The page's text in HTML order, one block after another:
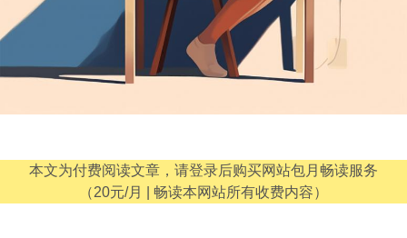
本文为付费阅读文章，请登录后购买网站包月畅读服务
（20元/月 | 畅读本网站所有收费内容）